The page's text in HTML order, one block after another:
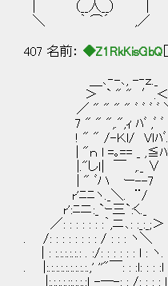
| （__人__） |
＼ ｀ ⌒´ ,／
407 名前： ◆Z1RkKisGbQ
＿､‐-､, -‐ｚ._
＞ ` " " ′.＜
／ " " " " ﾞ ﾞ ﾞ ﾞ
7 " " ",.",ｨ ﾊﾞ ,ﾞ ﾞ
! " " /-Ｋl/ Vｌﾊﾞ
| "ｎ l =｡== _ ,≦ﾊ!
|."しｌ| ￣ ,._ ∨
| " ﾞハ ー--7
r'ﾆﾆヽ._＼. ¨/
r':ﾆニ:_`ｰ三`:
／: : : : : : :｀,ニ､:
. /: : : : : : : : / : : :
| : :.:.:.:.:.: . :/: : : : : : l
. |:.:.:.:.:.:.:.:.:.,' ''"￣: : :l: :
|:.:.:.:.::.:.:.:ｌ -─-: : /